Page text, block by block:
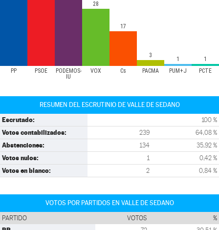
PP PSOE
PODEMOS-
IU
VOX Cs PACMA PUM+J PCTE
28
17
3
1 1
RESUMEN DEL ESCRUTINIO DE VALLE DE SEDANO
Escrutado: 100 %
Votos contabilizados: 239 64,08 %
Abstenciones: 134 35,92 %
Votos nulos: 1 0,42 %
Votos en blanco: 2 0,84 %
VOTOS POR PARTIDOS EN VALLE DE SEDANO
PARTIDO VOTOS %